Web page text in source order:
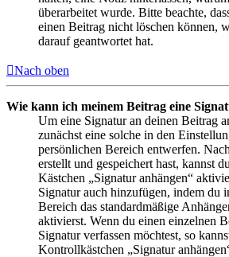
überarbeitet wurde. Bitte beachte,
einen Beitrag nicht löschen können,
darauf geantwortet hat.
Nach oben
Wie kann ich meinem Beitrag eine
Um eine Signatur an deinen Beitrag
zunächst eine solche in den
persönlichen Bereich entwerfen.
erstellt und gespeichert hast, kannst
Kästchen „Signatur anhängen“
Signatur auch hinzufügen, indem du
Bereich das standardmäßige
aktivierst. Wenn du einen einzelnen
Signatur verfassen möchtest, so
Kontrollkästchen „Signatur